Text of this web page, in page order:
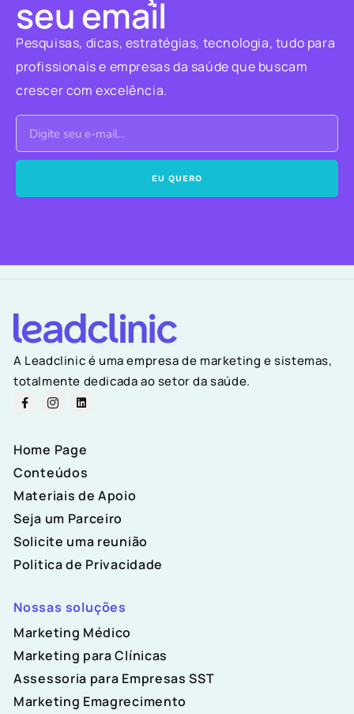
seu email
Pesquisas, dicas, estratégias, tecnologia, tudo para
profissionais e empresas da saúde que buscam
crescer com excelência.
EU QUERO
A Leadclinic é uma empresa de marketing e sistemas,
totalmente dedicada ao setor da saúde.
Home Page
Conteúdos
Materiais de Apoio
Seja um Parceiro
Solicite uma reunião
Politica de Privacidade
Marketing Médico
Marketing para Clínicas
Assessoria para Empresas SST
Marketing Emagrecimento
Nossas soluções